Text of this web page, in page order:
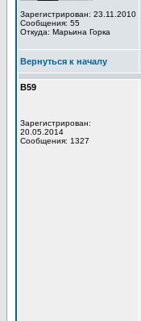
Зарегистрирован: 23.11.2010
Сообщения: 55
Откуда: Марьина Горка
Вернуться к началу
В59
Зарегистрирован:
20.05.2014
Сообщения: 1327